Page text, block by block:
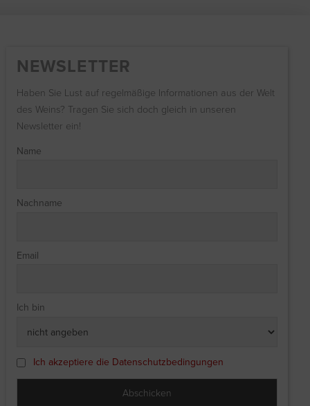
NEWSLETTER
Haben Sie Lust auf regelmäßige Informationen aus der Welt
des Weins? Tragen Sie sich doch gleich in unseren
Newsletter ein!
Name
Nachname
Email
Ich bin
Ich akzeptiere die Datenschutzbedingungen